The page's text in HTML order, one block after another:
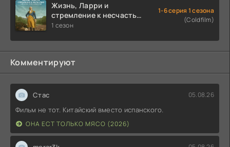
Жизнь, Ларри и
стремление к несчастью:
Почти история Америки
1 сезон
1-6 серия 1 сезона
(Coldfilm)
Комментируют
Стас 05.08.26
Фильм не тот. Китайский вместо испанского.
ОНА ЕСТ ТОЛЬКО МЯСО (2026)